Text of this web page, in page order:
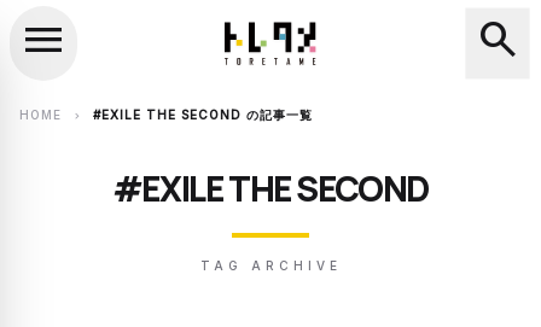
search
menu search
HOME chevron_right #EXILE THE SECOND の記事一覧
#EXILE THE SECOND
TAG ARCHIVE